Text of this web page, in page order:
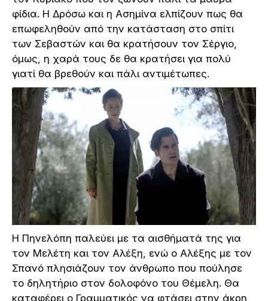
φίδια. Η Δρόσω και η Ασημίνα ελπίζουν πως θα
επωφεληθούν από την κατάσταση στο σπίτι
των Σεβαστών και θα κρατήσουν τον Σέργιο,
όμως, η χαρά τους δε θα κρατήσει για πολύ
γιατί θα βρεθούν και πάλι αντιμέτωπες.
Η Πηνελόπη παλεύει με τα αισθήματά της για
τον Μελέτη και τον Αλέξη, ενώ ο Αλέξης με τον
Σπανό πλησιάζουν τον άνθρωπο που πούλησε
το δηλητήριο στον δολοφόνο του Θέμελη. Θα
καταφέρει o Γραμματικός να φτάσει στην άκρη